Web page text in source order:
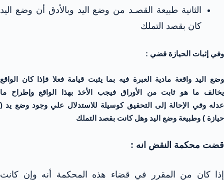
الثانية طبيعة القصـد من وضع اليد وبالأدق أن وضع اليد
كان بقصد التملك
وفي إثبات الحيازة قضي :
وضع اليد واقعة مادية العبرة فيه بما يثبت قيامة فعلا فإذا كان الواقع
يخالف ما هو ثابت من الأوراق فيجب الأخذ بهذا الواقع وإطراح ما
عدله وفي الإحالة إلى التحقيق كوسيلة للاستدلال علي وجود وضع يد (
حيازة ) وطبيعة وضع اليد وهل كانت بقصد التملك
قضت محكمة النقض انه :
إذا كان من المقرر في قضاء هذه المحكمة أنه وإن كانت